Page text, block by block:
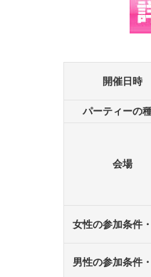
開催日時
パーティーの
会場
女性の参加条件
男性の参加条件